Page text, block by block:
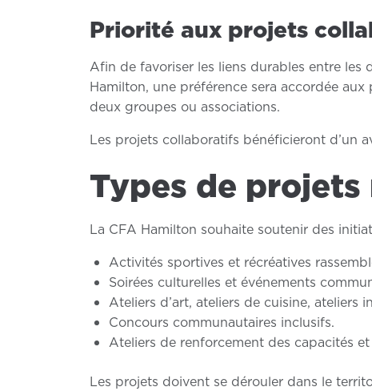
Priorité aux projets
Afin de favoriser les liens durables entre
Hamilton, une préférence sera accordée
deux groupes ou associations.
Les projets collaboratifs bénéficieront d’un
Types de projets
La CFA Hamilton souhaite soutenir des
Activités sportives et récréatives
Soirées culturelles et événements
Ateliers d’art, ateliers de cuisine, ateliers
Concours communautaires inclusifs.
Ateliers de renforcement des capacités
Les projets doivent se dérouler dans le